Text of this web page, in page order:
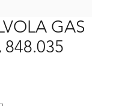
GAS
848.035